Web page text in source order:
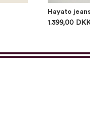
Hayato
1.399,00